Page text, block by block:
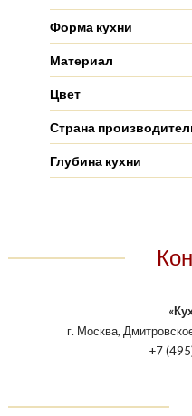
Форма кухни
Материал
Цвет
Страна
Глубина кухни
г. Москва,
+7